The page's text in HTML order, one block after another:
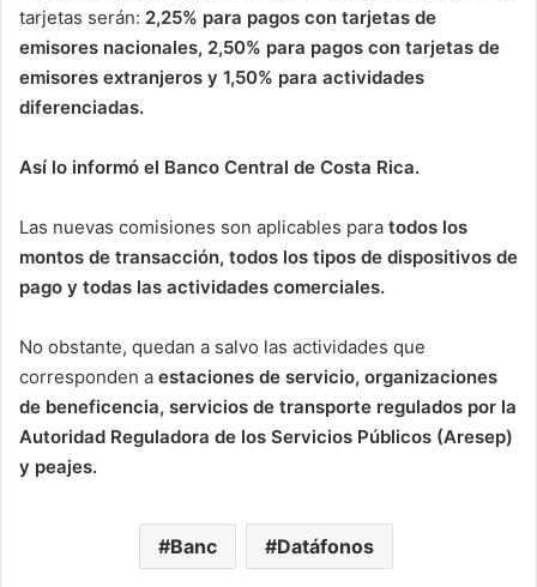
tarjetas serán: 2,25% para pagos con tarjetas de
emisores nacionales, 2,50% para pagos con tarjetas de
emisores extranjeros y 1,50% para actividades
diferenciadas.
Así lo informó el Banco Central de Costa Rica.
Las nuevas comisiones son aplicables para todos los
montos de transacción, todos los tipos de dispositivos de
pago y todas las actividades comerciales.
No obstante, quedan a salvo las actividades que
corresponden a estaciones de servicio, organizaciones
de beneficencia, servicios de transporte regulados por la
Autoridad Reguladora de los Servicios Públicos (Aresep)
y peajes.
Banc Datáfonos